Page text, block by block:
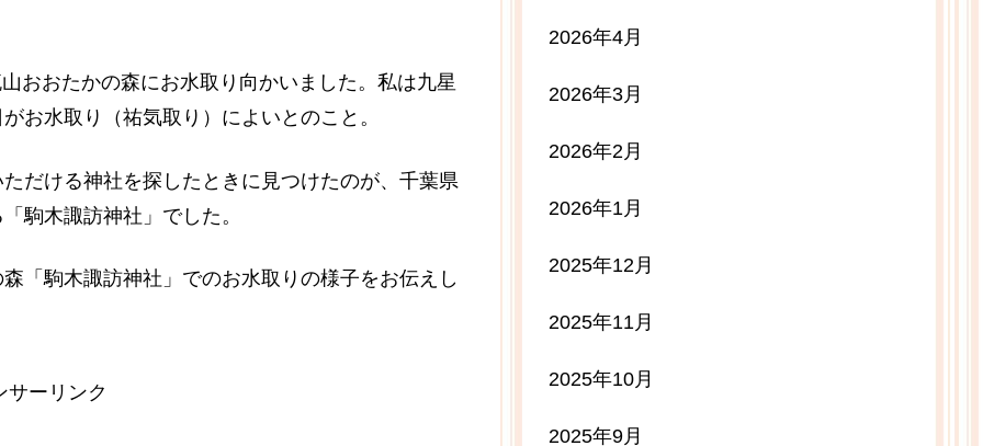
おおたかの森にお水取り向かいました。私は九星
お水取り（祐気取り）によいとのこと。
だける神社を探したときに見つけたのが、千葉県
駒木諏訪神社」でした。
「駒木諏訪神社」でのお水取りの様子をお伝えし
サーリンク
2026年4月
2026年3月
2026年2月
2026年1月
2025年12月
2025年11月
2025年10月
2025年9月